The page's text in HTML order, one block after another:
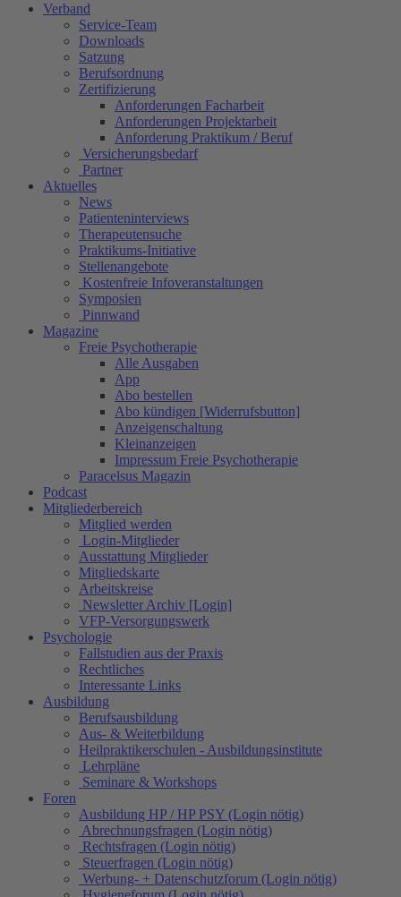
Verband
Service-Team
Downloads
Satzung
Berufsordnung
Zertifizierung
Anforderungen Facharbeit
Anforderungen Projektarbeit
Anforderung Praktikum / Beruf
Versicherungsbedarf
Partner
Aktuelles
News
Patienteninterviews
Therapeutensuche
Praktikums-Initiative
Stellenangebote
Kostenfreie Infoveranstaltungen
Symposien
Pinnwand
Magazine
Freie Psychotherapie
Alle Ausgaben
App
Abo bestellen
Abo kündigen [Widerrufsbutton]
Anzeigenschaltung
Kleinanzeigen
Impressum Freie Psychotherapie
Paracelsus Magazin
Podcast
Mitgliederbereich
Mitglied werden
Login-Mitglieder
Ausstattung Mitglieder
Mitgliedskarte
Arbeitskreise
Newsletter Archiv [Login]
VFP-Versorgungswerk
Psychologie
Fallstudien aus der Praxis
Rechtliches
Interessante Links
Ausbildung
Berufsausbildung
Aus- & Weiterbildung
Heilpraktikerschulen - Ausbildungsinstitute
Lehrpläne
Seminare & Workshops
Foren
Ausbildung HP / HP PSY (Login nötig)
Abrechnungsfragen (Login nötig)
Rechtsfragen (Login nötig)
Steuerfragen (Login nötig)
Werbung- + Datenschutzforum (Login nötig)